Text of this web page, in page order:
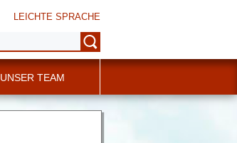
LEICHTE SPRACHE
UNSER TEAM